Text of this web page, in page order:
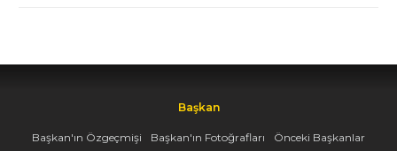
Başkan
Başkan'ın Özgeçmişi Başkan'ın Fotoğrafları
Önceki Başkanlar